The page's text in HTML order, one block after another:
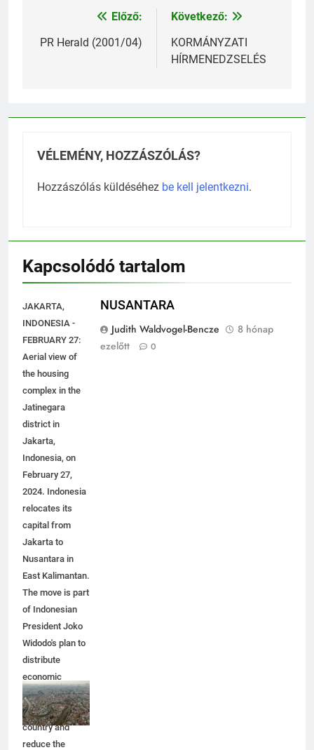
Bejegyzés
KORMÁNYZATI
Kapcsolódó tartalom
JAKARTA,
INDONESIA -
FEBRUARY 27:
Aerial view of
the housing
complex in the
Jatinegara
district in
Jakarta,
Indonesia, on
February 27,
2024. Indonesia
relocates its
capital from
Jakarta to
Nusantara in
East Kalimantan.
The move is part
of Indonesian
President Joko
Widodo's plan to
distribute
economic
activity
throughout the
country and
Judith Waldvogel-Bencze